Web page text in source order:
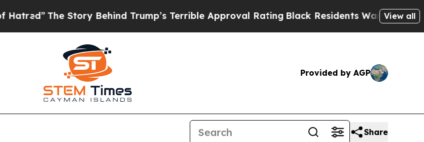
The Story Behind Trump’s Terrible Approval RatingBlack Residents Warned of Abusive
View all
Provided by AGP
Share